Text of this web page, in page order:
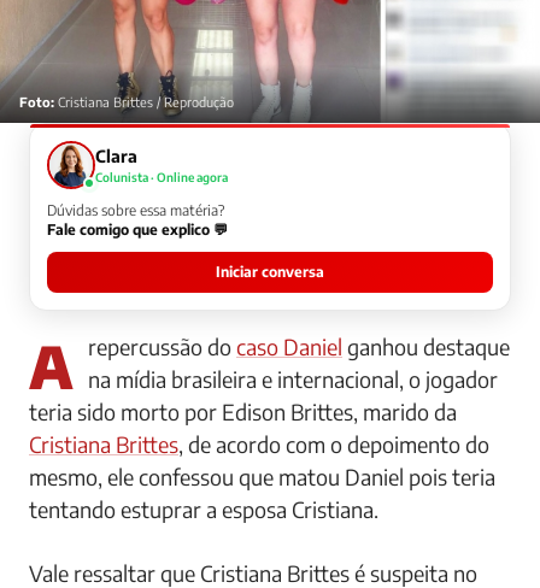
Foto: Cristiana Brittes / Reprodução
Clara
Colunista · Online agora
Dúvidas sobre essa matéria?
Fale comigo que explico 💬
Iniciar conversa
A repercussão docaso Daniel ganhou destaque
na mídia brasileira e internacional, o jogador
teria sido morto por Edison Brittes, marido da
Cristiana Brittes , de acordo com o depoimento do
mesmo, ele confessou que matou Daniel pois teria
tentando estuprar a esposa Cristiana.
Vale ressaltar que Cristiana Brittes é suspeita no